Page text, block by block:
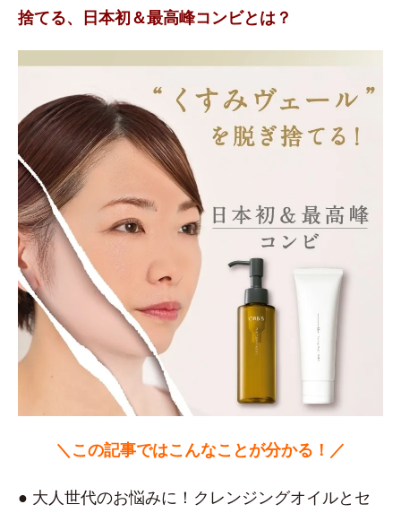
捨てる、日本初＆最高峰コンビとは？
＼この記事ではこんなことが分かる！／
● 大人世代のお悩みに！クレンジングオイルとセ